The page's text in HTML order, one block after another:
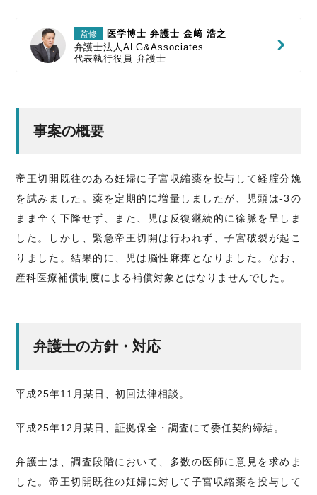
監修
医学博士 弁護士 金﨑 浩之
弁護士法人ALG&Associates
代表執行役員弁護士
事案の概要
帝王切開既往のある妊婦に子宮収縮薬を投与して経腟分娩
を試みました。薬を定期的に増量しましたが、児頭は-3の
まま全く下降せず、また、児は反復継続的に徐脈を呈しま
した。しかし、緊急帝王切開は行われず、子宮破裂が起こ
りました。結果的に、児は脳性麻痺となりました。なお、
産科医療補償制度による補償対象とはなりませんでした。
弁護士の方針・対応
平成25年11月某日、初回法律相談。
平成25年12月某日、証拠保全・調査にて委任契約締結。
弁護士は、調査段階において、多数の医師に意見を求めま
した。帝王切開既往の妊婦に対して子宮収縮薬を投与して